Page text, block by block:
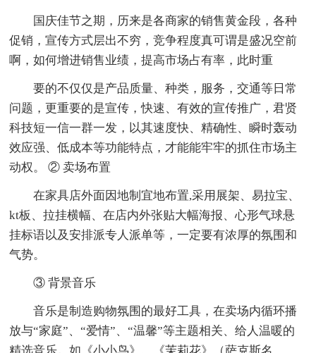
国庆佳节之期，历来是各商家的销售黄金段，各种
促销，宣传方式层出不穷，竞争程度真可谓是盛况空前
啊，如何增进销售业绩，提高市场占有率，此时重
要的不仅仅是产品质量、种类，服务，交通等日常
问题，更重要的是宣传，快速、有效的宣传推广，君贤
科技短一信一群一发，以其速度快、精确性、瞬时轰动
效应强、低成本等功能特点，才能能牢牢的抓住市场主
动权。 ② 卖场布置
在家具店外面因地制宜地布置,采用展架、易拉宝、
kt板、拉挂横幅、在店内外张贴大幅海报、心形气球悬
挂标语以及安排派专人派单等，一定要有浓厚的氛围和
气势。
③ 背景音乐
音乐是制造购物氛围的最好工具，在卖场内循环播
放与“家庭”、“爱情”、“温馨”等主题相关、给人温暖的
精选音乐。如《小小鸟》、《茉莉花》（萨克斯名